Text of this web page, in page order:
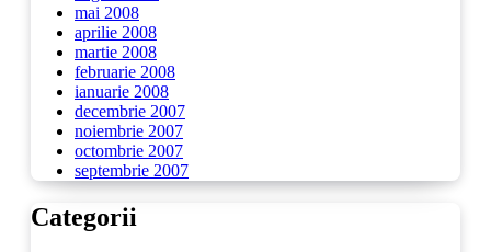
mai 2008
aprilie 2008
martie 2008
februarie 2008
ianuarie 2008
decembrie 2007
noiembrie 2007
octombrie 2007
septembrie 2007
Categorii